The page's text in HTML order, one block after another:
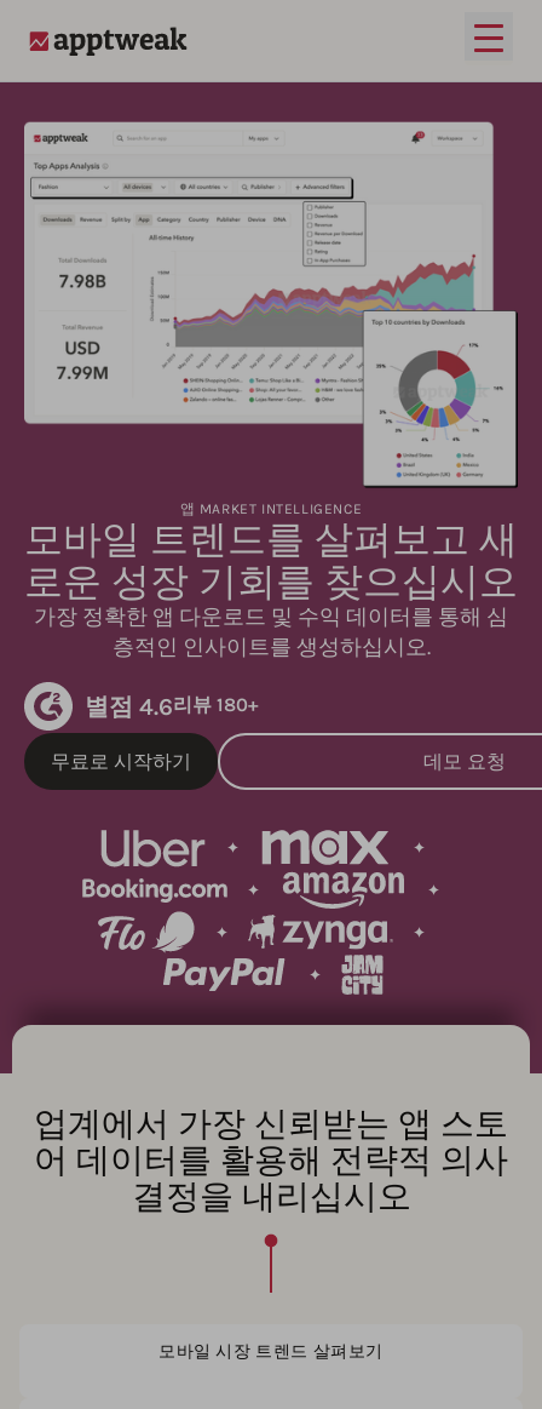
메인
앱 MARKET INTELLIGENCE
모바일 트렌드를 살펴보고 새
로운 성장 기회를 찾으십시오
가장 정확한 앱 다운로드 및 수익 데이터를 통해 심
층적인 인사이트를 생성하십시오.
별점 4.6리뷰 180+
무료로 시작하기 데모 요청
업계에서 가장 신뢰받는 앱 스토
어 데이터를 활용해 전략적 의사
결정을 내리십시오
모바일 시장 트렌드 살펴보기